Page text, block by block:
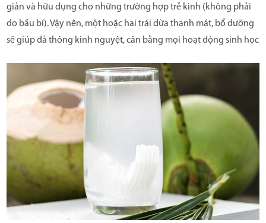
giản và hữu dụng cho những trường hợp trễ kinh (không phải
do bầu bí). Vậy nên, một hoặc hai trái dừa thanh mát, bổ dưỡng
sẽ giúp đả thông kinh nguyệt, cân bằng mọi hoạt động sinh học